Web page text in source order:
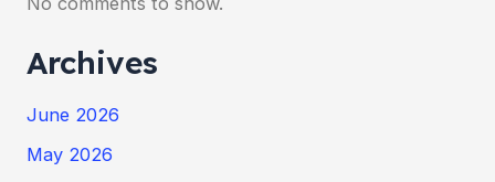
Archives
June 2026
May 2026